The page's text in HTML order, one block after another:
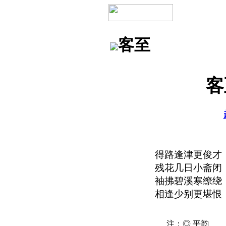
客至
得路逢津更俊才
残花几日小斋闭
袖拂碧溪寒缭绕
相逢少别更堪恨
注：◎ 平韵